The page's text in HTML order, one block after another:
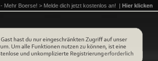
- Mehr Boerse! > Melde dich jetzt kostenlos an! | Hier klicken